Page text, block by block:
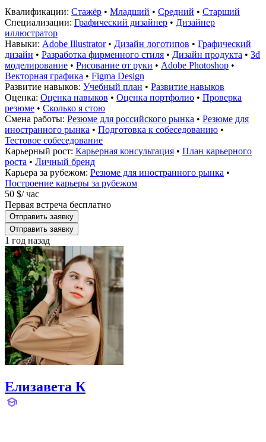
Квалификации: Стажёр • Младший • Средний • Старший
Специализации: Графический дизайнер • Дизайнер
иллюстратор
Навыки: Adobe Illustrator• Дизайн логотипов • Графический
дизайн • Разработка фирменного стиля • Дизайн продукта • 3d
моделирование • Рисование от руки • Adobe Photoshop •
Векторная графика • Figma Design
Развитие навыков: Учебный план • Развитие навыков
Оценка: Оценка навыков • Оценка портфолио • Проверка
резюме • Сколько я стою
Смена работы: Резюме для российского рынка • Резюме для
иностранного рынка • Подготовка к собеседованию •
Тестовое собеседование
Карьерный рост: Карьерная консультация • План карьерного
роста • Личный бренд
Карьера за рубежом: Резюме для иностранного рынка •
Построение карьеры за рубежом
50 $/ час
Первая встреча бесплатно
Отправить заявку
Отправить заявку
1 год назад
Елизавета К